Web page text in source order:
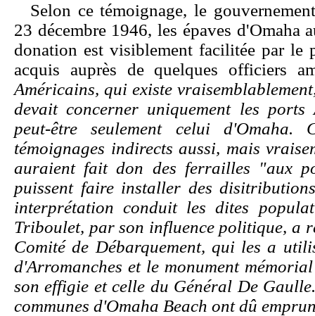
Selon ce témoignage, le
23 décembre 1946, les épaves d'Omaha
donation est visiblement facilitée par le
acquis auprès de quelques officiers
Américains, qui existe
devait concerner uniquement les
peut-être seulement celui
témoignages indirects aussi, mais
auraient fait don des ferrailles "aux
puissent faire installer des
interprétation conduit les dites
Triboulet, par son influence politique, a
Comité de Débarquement, qui les a
d'Arromanches et le monument
son effigie et celle du Général De
communes d'Omaha Beach ont dû